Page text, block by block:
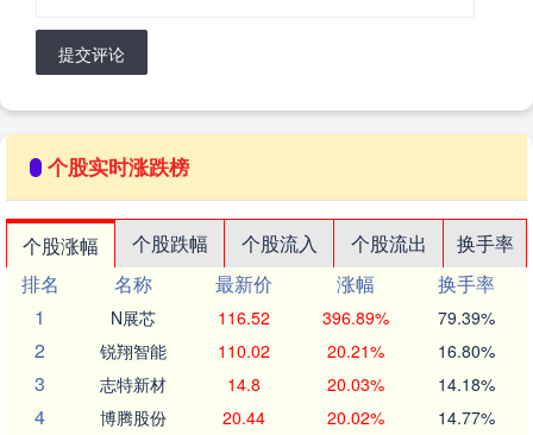
提交评论
个股实时涨跌榜
个股涨幅 个股跌幅 个股流入 个股流出
换手率
排名
名称 最新价 涨幅
换手率
1
N展芯 116.52 396.89% 79.39%
2 锐翔智能 110.02 20.21% 16.80%
3 志特新材 14.8 20.03% 14.18%
4 博腾股份 20.44 20.02% 14.77%